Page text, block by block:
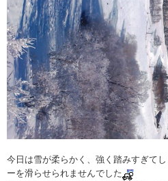
今日は雪が柔らかく、強く踏みすぎて
ーを滑らせられませんでした